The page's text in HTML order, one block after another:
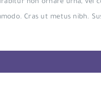
non ornare urna, vel
Cras ut metus nibh.